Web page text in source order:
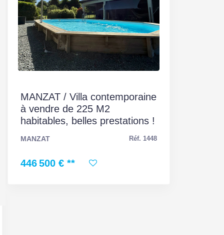
MANZAT / Villa contemporaine
à vendre de 225 M2
habitables, belles prestations !
MANZAT Réf. 1448
446 500 € **